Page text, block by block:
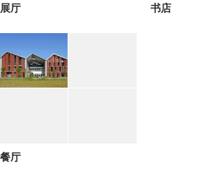
展厅 书店
餐厅